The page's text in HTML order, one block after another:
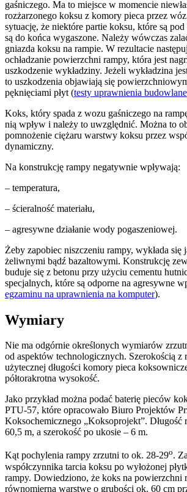
gaśniczego. Ma to miejsce w momencie
rozżarzonego koksu z komory pieca przez
sytuację, że niektóre partie koksu, które są
są do końca wygaszone. Należy wówczas
gniazda koksu na rampie. W rezultacie
ochładzanie powierzchni rampy, która jest
uszkodzenie wykładziny. Jeżeli wykładzina
to uszkodzenia objawiają się
pęknięciami płyt (testy uprawnienia budowlane
Koks, który spada z wozu gaśniczego na
nią wpływ i należy to uwzględnić. Można to
pomnożenie ciężaru warstwy koksu przez
dynamiczny.
Na konstrukcję rampy negatywnie wpływają:
– temperatura,
– ścieralność materiału,
– agresywne działanie wody pogaszeniowej.
Żeby zapobiec niszczeniu rampy, wykłada się
żeliwnymi bądź bazaltowymi. Konstrukcję
buduje się z betonu przy użyciu cementu
specjalnych, które są odporne na agresywne
egzaminu na uprawnienia na komputer).
Wymiary
Nie ma odgórnie określonych wymiarów
od aspektów technologicznych. Szerokością z
użytecznej długości komory pieca
półtorakrotna wysokość.
Jako przykład można podać baterię pieców
PTU-57, które opracowało Biuro Projektów
Koksochemicznego „Koksoprojekt”. Długość
60,5 m, a szerokość po ukosie – 6 m.
Kąt pochylenia rampy zrzutni to ok. 28-29o.
współczynnika tarcia koksu po wyłożonej
rampy. Dowiedziono, że koks na powierzchni
równomierną warstwę o grubości ok. 60 cm